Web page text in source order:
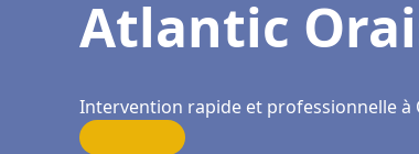
Atlantic
Intervention rapide et professionnelle à